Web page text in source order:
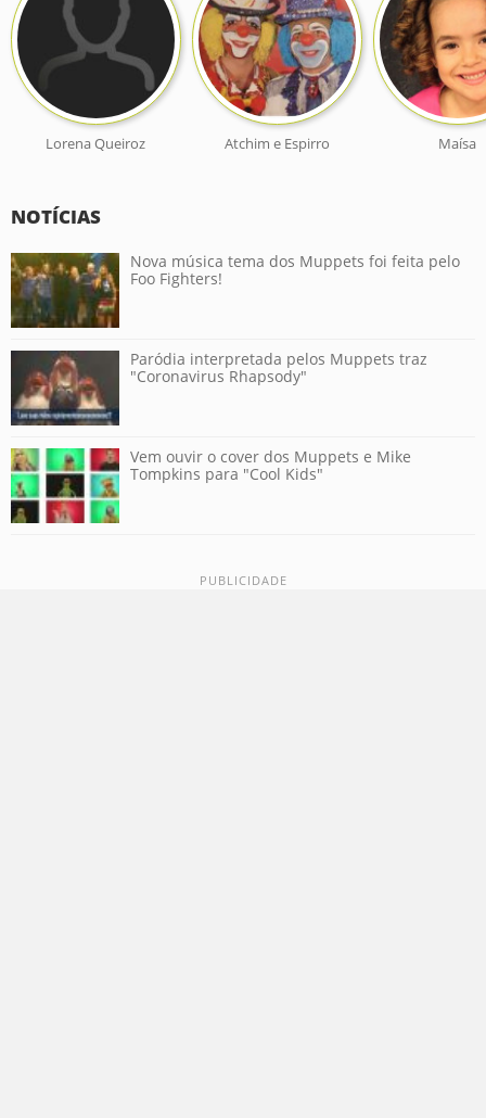
Lorena Queiroz Atchim e Espirro Maísa
NOTÍCIAS
Nova música tema dos Muppets foi feita pelo
Foo Fighters!
Paródia interpretada pelos Muppets traz
"Coronavirus Rhapsody"
Vem ouvir o cover dos Muppets e Mike
Tompkins para "Cool Kids"